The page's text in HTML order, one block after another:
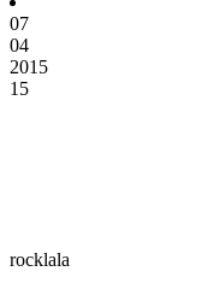
07
04
2015
15
rocklala